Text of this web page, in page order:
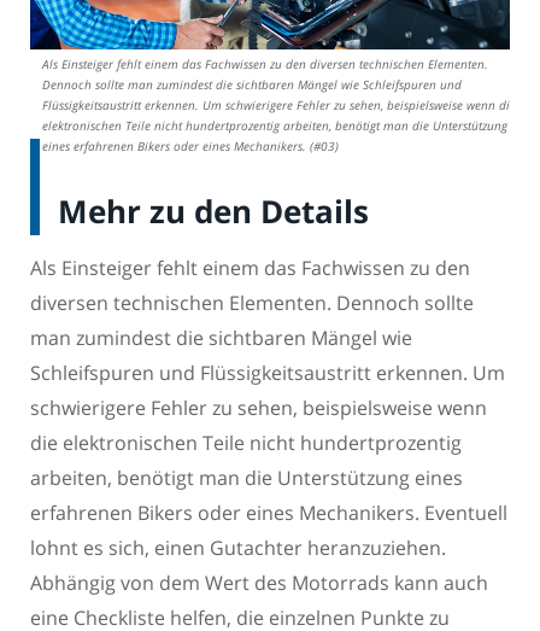
Als Einsteiger fehlt einem das Fachwissen zu den diversen technischen Elementen.
Dennoch sollte man zumindest die sichtbaren Mängel wie Schleifspuren und
Flüssigkeitsaustritt erkennen. Um schwierigere Fehler zu sehen, beispielsweise wenn die
elektronischen Teile nicht hundertprozentig arbeiten, benötigt man die Unterstützung
eines erfahrenen Bikers oder eines Mechanikers. (#03)
Mehr zu den Details
Als Einsteiger fehlt einem das Fachwissen zu den
diversen technischen Elementen. Dennoch sollte
man zumindest die sichtbaren Mängel wie
Schleifspuren und Flüssigkeitsaustritt erkennen. Um
schwierigere Fehler zu sehen, beispielsweise wenn
die elektronischen Teile nicht hundertprozentig
arbeiten, benötigt man die Unterstützung eines
erfahrenen Bikers oder eines Mechanikers. Eventuell
lohnt es sich, einen Gutachter heranzuziehen.
Abhängig von dem Wert des Motorrads kann auch
eine Checkliste helfen, die einzelnen Punkte zu